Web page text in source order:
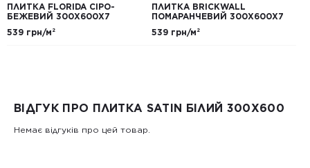
ПЛИТКА FLORIDA СІРО-
БЕЖЕВИЙ 300Х600Х7
539 грн/м²
ПЛИТКА BRICKWALL
ПОМАРАНЧЕВИЙ 300Х600Х7
539 грн/м²
ВІДГУК ПРО ПЛИТКА SATIN БІЛИЙ 300Х600
Немає відгуків про цей товар.